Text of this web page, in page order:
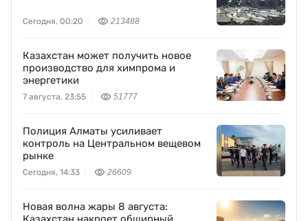
Сегодня, 00:20 213488
Казахстан может получить новое
производство для химпрома и
энергетики
7 августа, 23:55 51777
Полиция Алматы усиливает
контроль на Центральном вещевом
рынке
Сегодня, 14:33 26609
Новая волна жары 8 августа: